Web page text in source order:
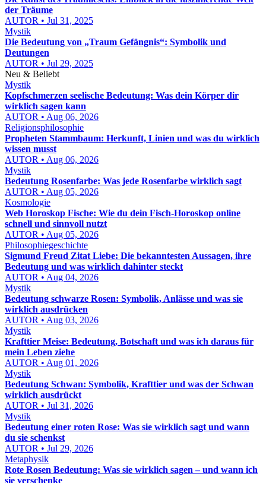
der Träume
AUTOR • Jul 31, 2025
Mystik
Die Bedeutung von „Traum Gefängnis“: Symbolik und
Deutungen
AUTOR • Jul 29, 2025
Neu & Beliebt
Mystik
Kopfschmerzen seelische Bedeutung: Was dein Körper dir
wirklich sagen kann
AUTOR • Aug 06, 2026
Religionsphilosophie
Propheten Stammbaum: Herkunft, Linien und was du wirklich
wissen musst
AUTOR • Aug 06, 2026
Mystik
Bedeutung Rosenfarbe: Was jede Rosenfarbe wirklich sagt
AUTOR • Aug 05, 2026
Kosmologie
Web Horoskop Fische: Wie du dein Fisch-Horoskop online
schnell und sinnvoll nutzt
AUTOR • Aug 05, 2026
Philosophiegeschichte
Sigmund Freud Zitat Liebe: Die bekanntesten Aussagen, ihre
Bedeutung und was wirklich dahinter steckt
AUTOR • Aug 04, 2026
Mystik
Bedeutung schwarze Rosen: Symbolik, Anlässe und was sie
wirklich ausdrücken
AUTOR • Aug 03, 2026
Mystik
Krafttier Meise: Bedeutung, Botschaft und was ich daraus für
mein Leben ziehe
AUTOR • Aug 01, 2026
Mystik
Bedeutung Schwan: Symbolik, Krafttier und was der Schwan
wirklich ausdrückt
AUTOR • Jul 31, 2026
Mystik
Bedeutung einer roten Rose: Was sie wirklich sagt und wann
du sie schenkst
AUTOR • Jul 29, 2026
Metaphysik
Rote Rosen Bedeutung: Was sie wirklich sagen – und wann ich
sie verschenke